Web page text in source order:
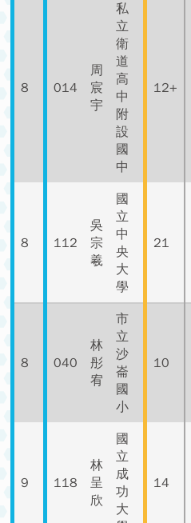
8 014
周
宸
宇
私
立
衛
道
高
中
附
設
國
中
12+
8 112
吳
宗
羲
國
立
中
央
大
學
21
8 040
林
彤
宥
市
立
沙
崙
國
小
10
9 118
林
呈
欣
國
立
成
功
大
14